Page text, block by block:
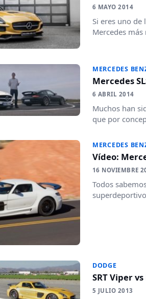
6 MAYO 2014
Si eres uno de
Mercedes
MERCEDES
Mercedes
6 ABRIL 2014
Muchos han
que por
MERCEDES
Vídeo:
16 NOVIEMBRE
Todos
DODGE
SRT Viper
5 JULIO 2013